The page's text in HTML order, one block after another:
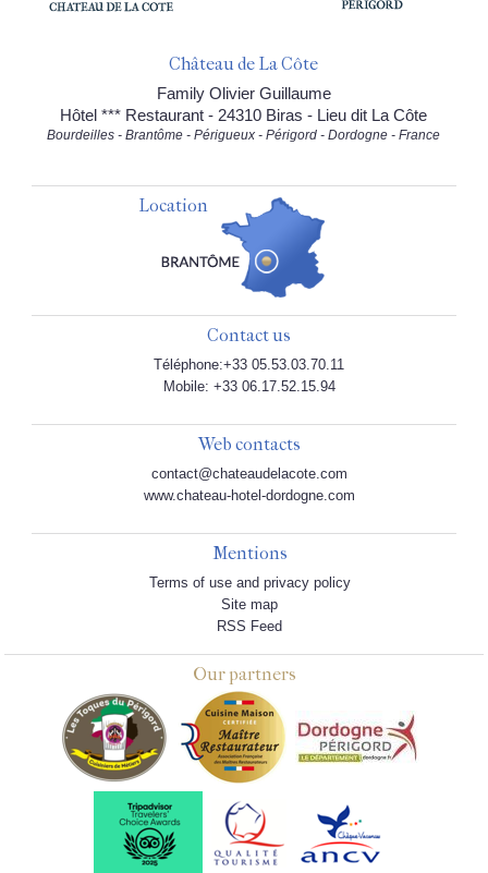
Château de La Côte
Family Olivier Guillaume
Hôtel *** Restaurant - 24310 Biras - Lieu dit La Côte
Bourdeilles - Brantôme - Périgueux - Périgord - Dordogne - France
Location
Contact us
Téléphone:+33 05.53.03.70.11
Mobile: +33 06.17.52.15.94
Web contacts
contact@chateaudelacote.com
www.chateau-hotel-dordogne.com
Mentions
Terms of use and privacy policy
Site map
RSS Feed
Our partners